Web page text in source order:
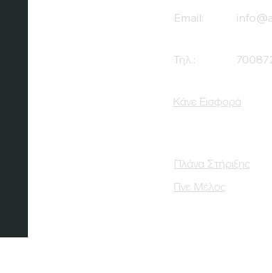
Email:
Τηλ.:
Κάνε Εισφορά
Πλάνα Στήριξης
Γίνε Μέλος